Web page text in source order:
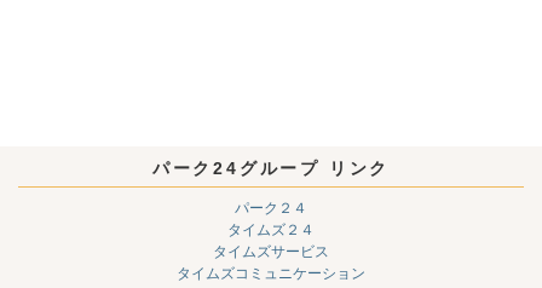
パーク24グループ リンク
パーク２４
タイムズ２４
タイムズサービス
タイムズコミュニケーション